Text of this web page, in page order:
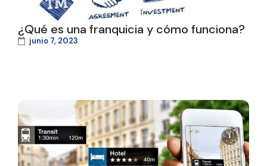
¿Qué es una franquicia y cómo funciona?
junio 7, 2023